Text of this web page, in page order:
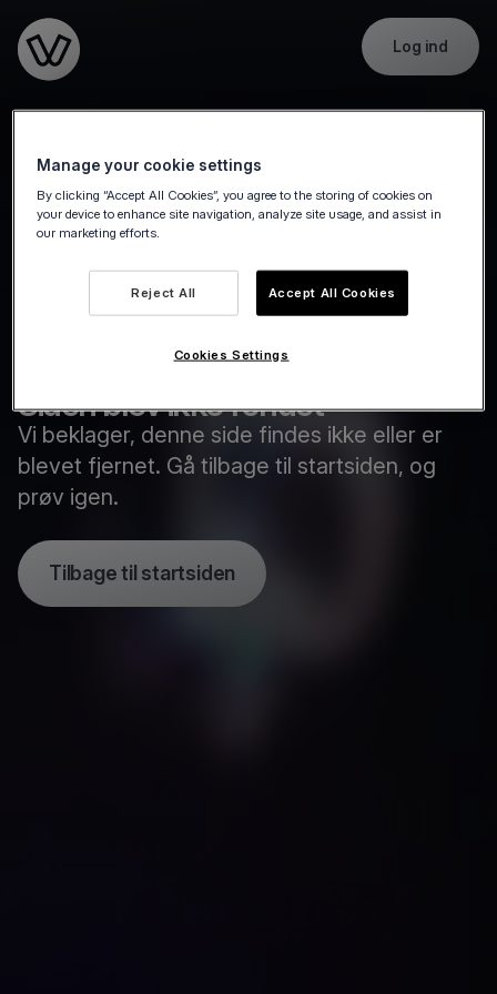
Log ind
Siden blev ikke fundet
Vi beklager, denne side findes ikke eller er
blevet fjernet. Gå tilbage til startsiden, og
prøv igen.
Tilbage til startsiden
Manage your cookie settings
By clicking “Accept All Cookies”, you agree to the storing of cookies on
your device to enhance site navigation, analyze site usage, and assist in
our marketing efforts.
Reject All Accept All Cookies
Cookies Settings